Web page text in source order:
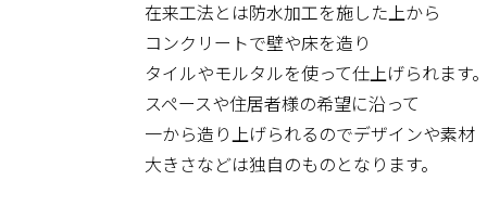
在来工法とは防水加工を施した上から
コンクリートで壁や床を造り
タイルやモルタルを使って仕上げられます
スペースや住居者様の希望に沿って
一から造り上げられるのでデザインや素材
大きさなどは独自のものとなります。